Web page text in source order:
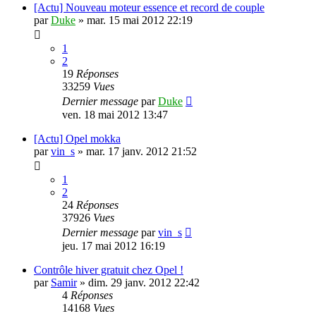
[Actu] Nouveau moteur essence et record de couple
parDuke » mar. 15 mai 2012 22:19
1
2
19 Réponses
33259 Vues
Dernier message parDuke
ven. 18 mai 2012 13:47
[Actu] Opel mokka
parvin_s » mar. 17 janv. 2012 21:52
1
2
24 Réponses
37926 Vues
Dernier message parvin_s
jeu. 17 mai 2012 16:19
Contrôle hiver gratuit chez Opel !
par Samir» dim. 29 janv. 2012 22:42
4 Réponses
14168 Vues